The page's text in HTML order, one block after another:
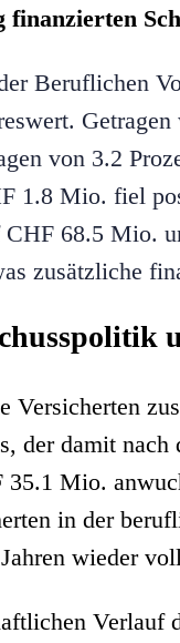
finanzierten
Beruflichen
von 3.2
1.8 Mio. fiel
68.5 Mio.
zusätzliche
Versicherten
der damit
Mio.
in der
wieder
Verlauf